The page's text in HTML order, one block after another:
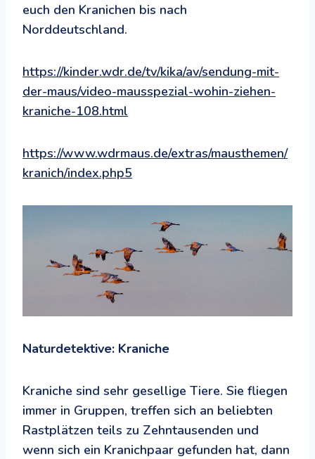
euch den Kranichen bis nach
Norddeutschland.
https://kinder.wdr.de/tv/kika/av/sendung-mit-
der-maus/video-mausspezial-wohin-ziehen-
kraniche-108.html
https://www.wdrmaus.de/extras/mausthemen/
kranich/index.php5
Naturdetektive: Kraniche
Kraniche sind sehr gesellige Tiere. Sie fliegen
immer in Gruppen, treffen sich an beliebten
Rastplätzen teils zu Zehntausenden und
wenn sich ein Kranichpaar gefunden hat, dann